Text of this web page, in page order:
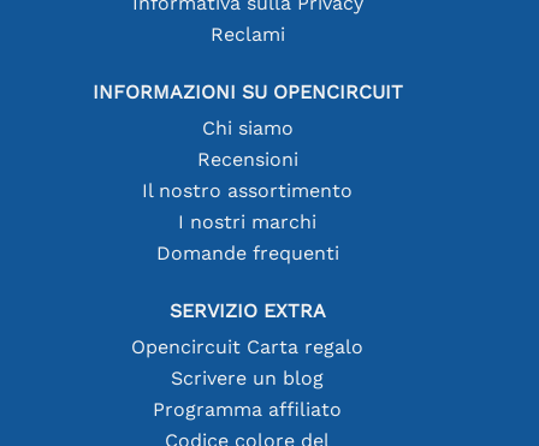
Reclami
INFORMAZIONI SU OPENCIRCUIT
Chi siamo
Recensioni
Il nostro assortimento
I nostri marchi
Domande frequenti
SERVIZIO EXTRA
Opencircuit Carta regalo
Scrivere un blog
Programma affiliato
Codice colore del